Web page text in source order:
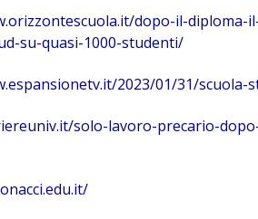
dopo-il-
su-quasi-1000-studenti/
2023/01/31/
solo-lavoro-precario-